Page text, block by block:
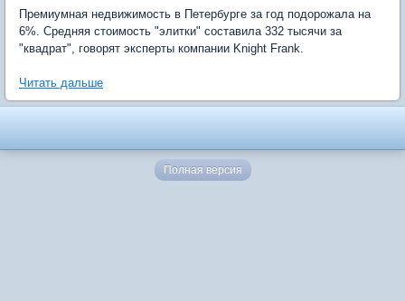
Премиумная недвижимость в Петербурге за год подорожала на
6%. Средняя стоимость "элитки" составила 332 тысячи за
"квадрат", говорят эксперты компании Knight Frank.
Читать дальше
Полная версия